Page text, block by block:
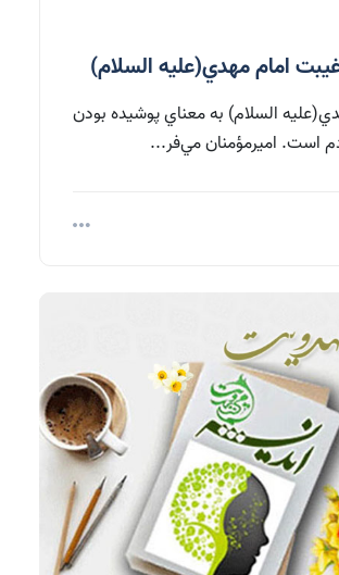
امام مهدي(علیه السلام)
السلام) به معناي پوشيده بودن
است. اميرمؤمنان مي‌فر...